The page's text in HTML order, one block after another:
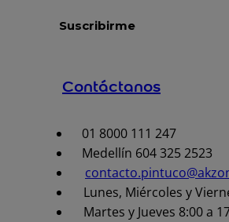
Contáctanos
01 8000 111 247
Medellín 604 325 2523
Lunes, Miércoles y
Martes y Jueves 8:00 a